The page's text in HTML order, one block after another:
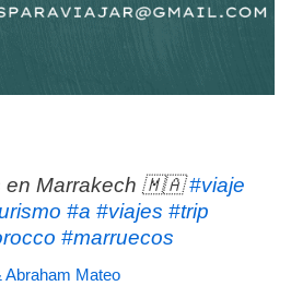
en Marrakech 🇲🇦#viaje
#a #viajes #trip
#marruecos
Mateo